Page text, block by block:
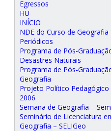
Egressos
HU
INÍCIO
NDE do Curso de Geografia
Periódicos
Programa de Pós-
Desastres Naturais
Programa de Pós-
Geografia
Projeto Político Pedagógico
2006
Semana de Geografia –
Seminário de Licenciatura
Geografia – SELIGeo